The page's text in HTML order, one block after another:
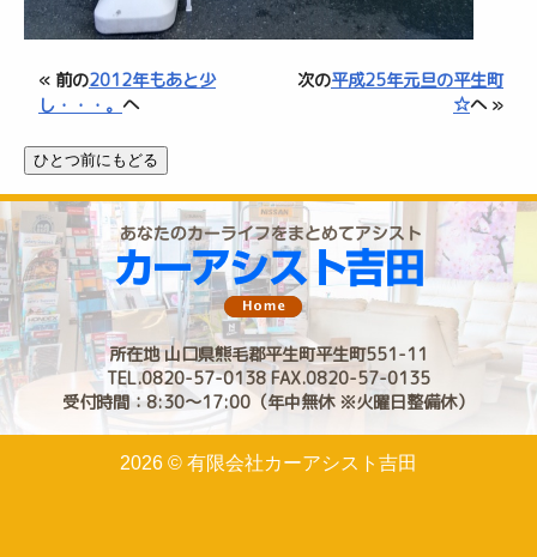
« 前の2012年もあと少
し・・・。 へ
次の平成25年元旦の平生町
☆へ »
所在地 山口県熊毛郡平生町平生町551-11
TEL.0820-57-0138 FAX.0820-57-0135
受付時間：8:30〜17:00（年中無休 ※火曜日整備休）
2026 © 有限会社カーアシスト吉田